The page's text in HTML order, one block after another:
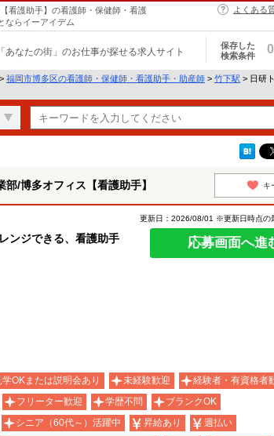
看護助手】の看護師・保健師・看護
ならイーアイデム
よくある
「あなたの街」のお仕事が探せる求人サイト
保存した
検索条件
0
> 福岡市博多区の看護師・保健師・看護助手・助産師 > 竹下駅 > 日研
/博多オフィス【看護助手】 キ
ジできる、看護助手
更新日：2026/08/01 ※更新日時点の
応募画面へ進
OKまたは説明会あり 未経験歓迎
経験者・有資格者
フリーター歓迎 学歴不問
ブランクOK
シニア（60代～）活躍中 昇給あり
週払い